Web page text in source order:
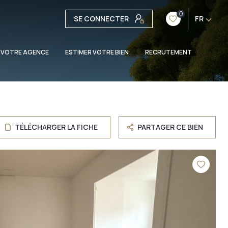
SE CONNECTER 0 FR
AGENCE ESTIMER VOTRE BIEN RECRUTEMENT
TÉLÉCHARGER LA FICHE PARTAGER CE BIEN